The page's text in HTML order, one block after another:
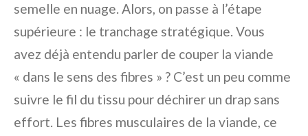
semelle en nuage. Alors, on passe à l’étape
supérieure : le tranchage stratégique. Vous
avez déjà entendu parler de couper la viande
« dans le sens des fibres » ? C’est un peu comme
suivre le fil du tissu pour déchirer un drap sans
effort. Les fibres musculaires de la viande, ce